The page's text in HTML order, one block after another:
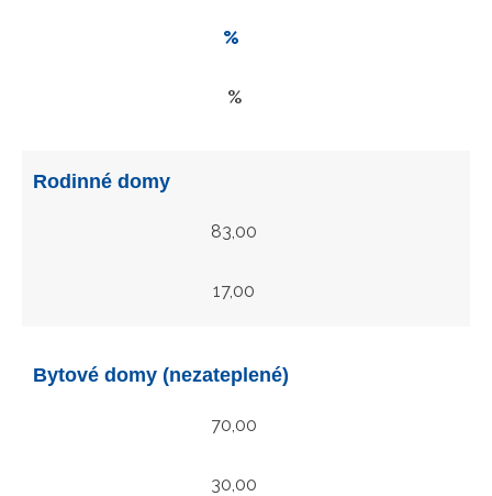
%
%
Rodinné domy
83,00
17,00
Bytové domy (nezateplené)
70,00
30,00